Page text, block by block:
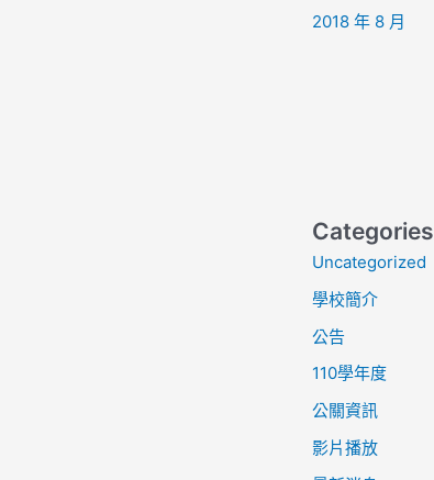
2018 年 8 月
Categories
Uncategorized
學校簡介
公告
110學年度
公關資訊
影片播放